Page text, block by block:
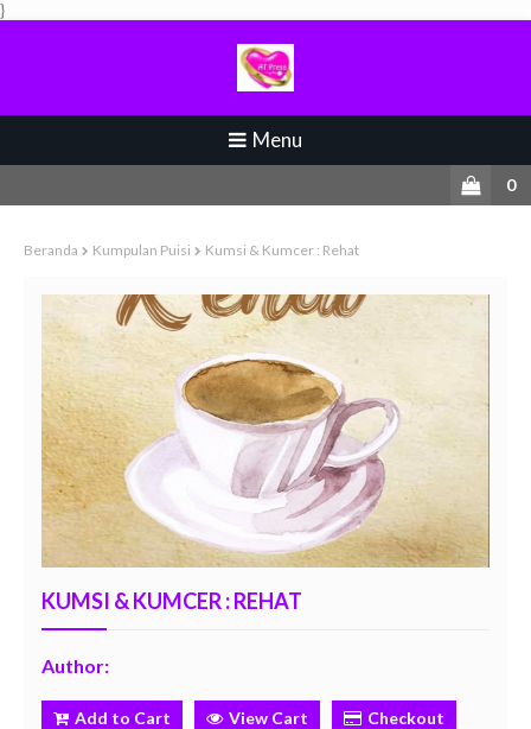
}
Menu
0
Beranda Kumpulan Puisi Kumsi & Kumcer : Rehat
KUMSI & KUMCER : REHAT
Author:
Add to Cart View Cart Checkout